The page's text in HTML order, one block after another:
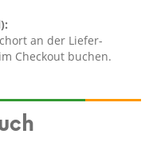
an der Liefer-
Checkout buchen.